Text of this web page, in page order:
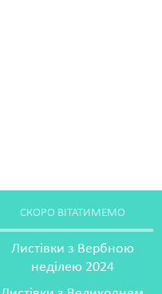
СКОРО ВІТАТИМЕМО
Листівки з Вербною
неділею 2024